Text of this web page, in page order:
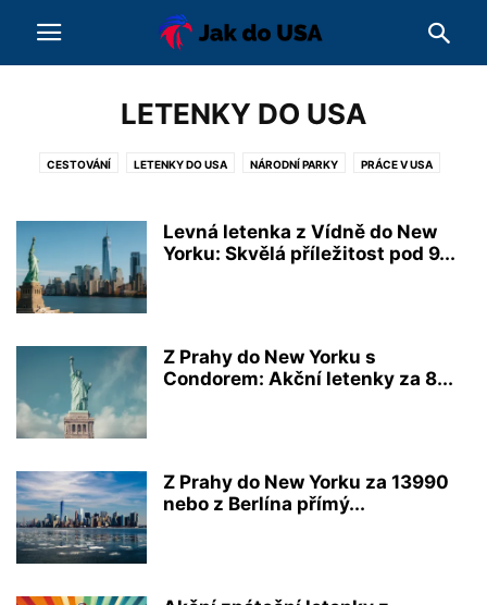
LETENKY DO USA
CESTOVÁNÍ LETENKY DO USA NÁRODNÍ PARKY PRÁCE V USA
Levná letenka z Vídně do New
Yorku: Skvělá příležitost pod 9...
Z Prahy do New Yorku s
Condorem: Akční letenky za 8...
Z Prahy do New Yorku za 13990
nebo z Berlína přímý...